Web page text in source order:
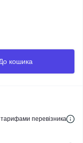
кошика
перевізника